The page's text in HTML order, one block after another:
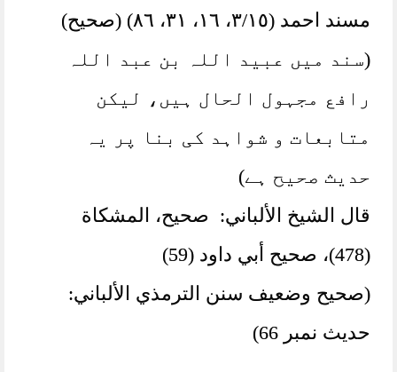
مسند احمد (٣/١٥، ١٦، ٣١، ٨٦) (صحیح)
(سند میں عبید اللہ بن عبد اللہ
رافع مجہول الحال ہیں، لیکن
متابعات و شواہد کی بنا پر یہ
حدیث صحیح ہے)
قال الشيخ الألباني: صحيح، المشکاة
(478)، صحيح أبي داود (59)
(صحيح وضعيف سنن الترمذي الألباني:
حديث نمبر 66)